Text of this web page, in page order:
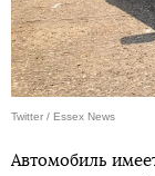
Twitter / Essex News
Автомобиль